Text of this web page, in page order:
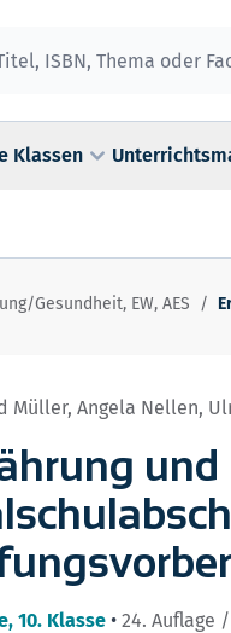
Klassen
Gesundheit, EW, AES /
Müller, Angela Nellen,
10. Klasse •24. Auflage